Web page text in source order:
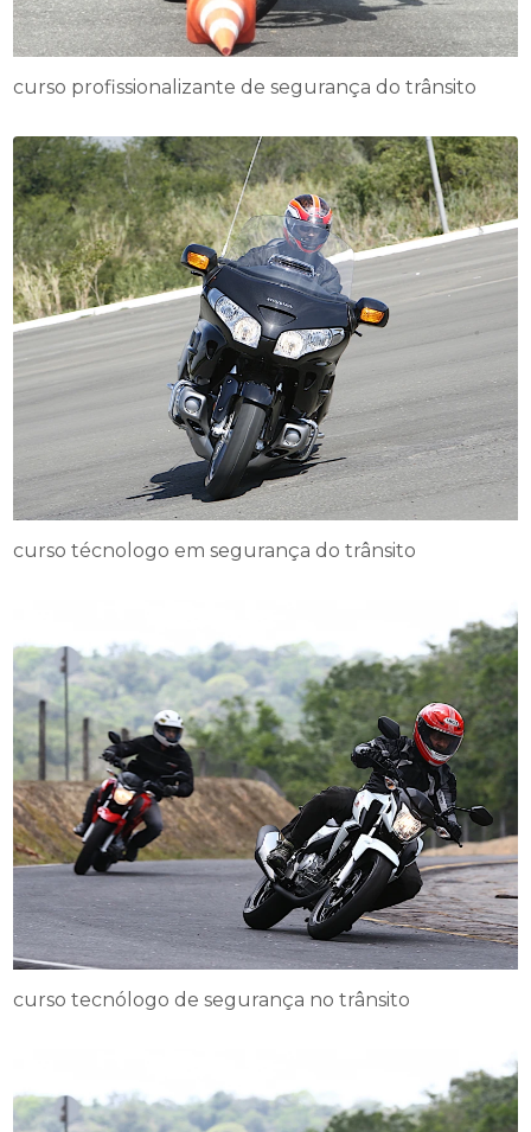
curso profissionalizante de segurança do trânsito
curso técnologo em segurança do trânsito
curso tecnólogo de segurança no trânsito